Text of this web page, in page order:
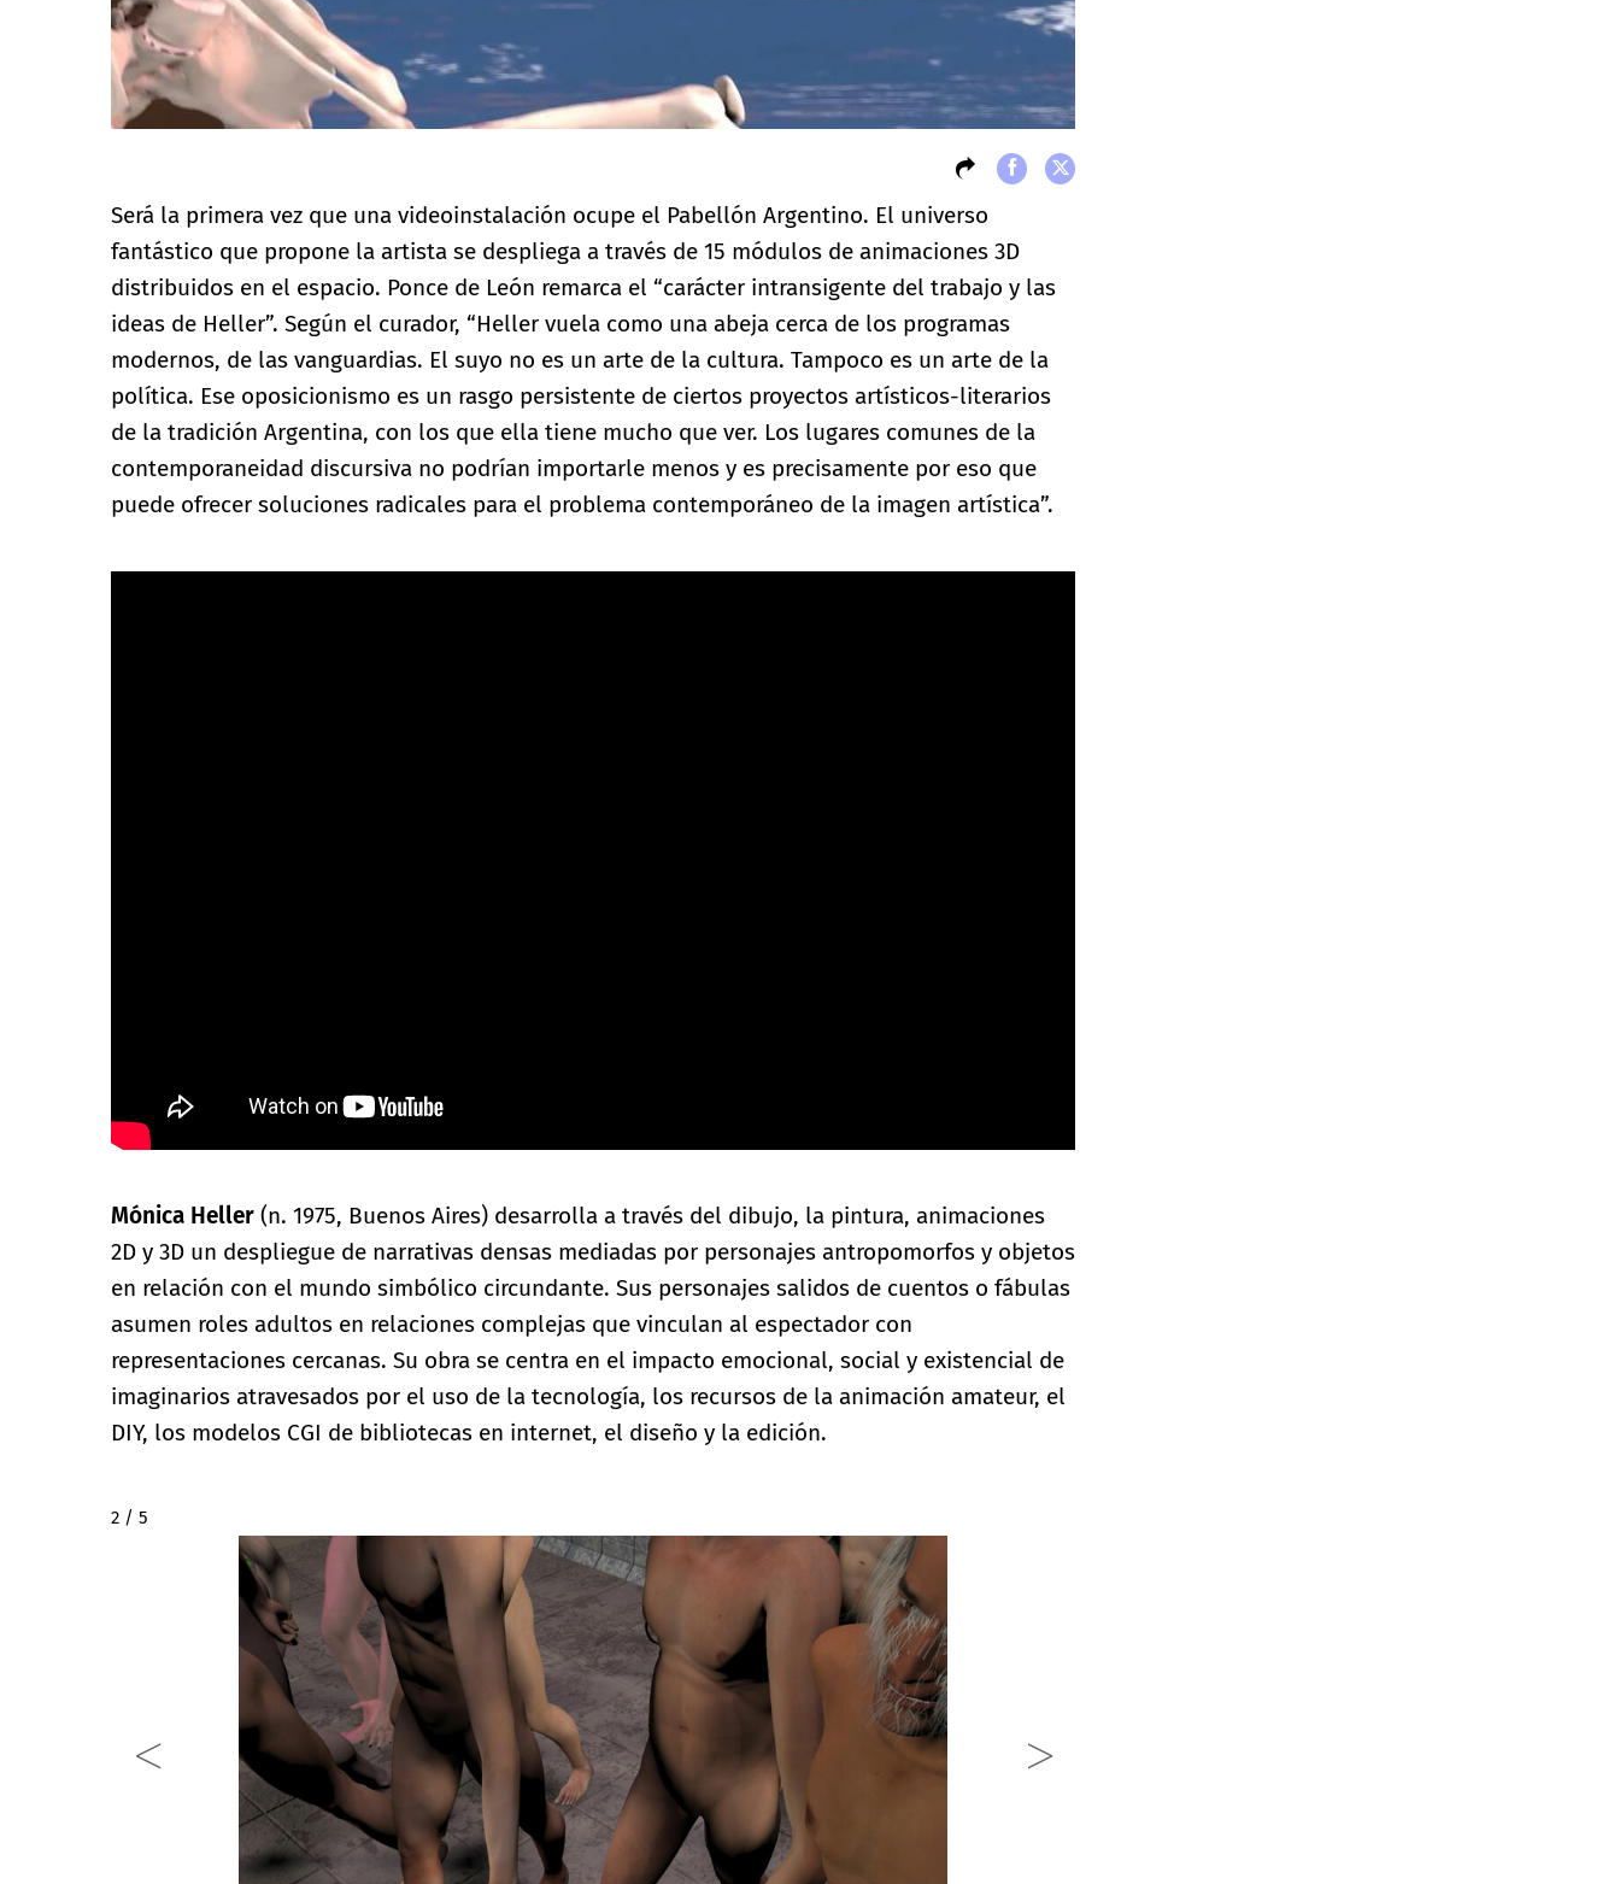
Será la primera vez que una videoinstalación ocupe el Pabellón Argentino. El universo
fantástico que propone la artista se despliega a través de 15 módulos de animaciones 3D
distribuidos en el espacio. Ponce de León remarca el “carácter intransigente del trabajo y las
ideas de Heller”. Según el curador, “Heller vuela como una abeja cerca de los programas
modernos, de las vanguardias. El suyo no es un arte de la cultura. Tampoco es un arte de la
política. Ese oposicionismo es un rasgo persistente de ciertos proyectos artísticos-literarios
de la tradición Argentina, con los que ella tiene mucho que ver. Los lugares comunes de la
contemporaneidad discursiva no podrían importarle menos y es precisamente por eso que
puede ofrecer soluciones radicales para el problema contemporáneo de la imagen artística”.
Mónica Heller (n. 1975, Buenos Aires) desarrolla a través del dibujo, la pintura, animaciones
2D y 3D un despliegue de narrativas densas mediadas por personajes antropomorfos y objetos
en relación con el mundo simbólico circundante. Sus personajes salidos de cuentos o fábulas
asumen roles adultos en relaciones complejas que vinculan al espectador con
representaciones cercanas. Su obra se centra en el impacto emocional, social y existencial de
imaginarios atravesados por el uso de la tecnología, los recursos de la animación amateur, el
DIY, los modelos CGI de bibliotecas en internet, el diseño y la edición.
2 / 5